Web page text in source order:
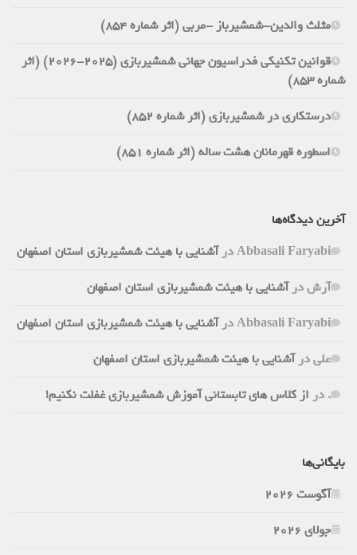
مثلث والدین-شمشیرباز -مربی (اثر شماره 854)
قوانین تکنیکی فدراسیون جهانی شمشیربازی (2025-2026) (اثر
شماره 853)
درستکاری در شمشیربازی (اثر شماره 852)
اسطوره قهرمانان هشت ساله (اثر شماره 851)
آخرین دیدگاه‌ها
Abbasali Faryabiدرآشنایی با هیئت شمشیربازی استان اصفهان
آرشدرآشنایی با هیئت شمشیربازی استان اصفهان
Abbasali Faryabiدرآشنایی با هیئت شمشیربازی استان اصفهان
علیدرآشنایی با هیئت شمشیربازی استان اصفهان
.دراز کلاس های تابستانی آموزش شمشیربازی غفلت نکنیم!
بایگانی‌ها
آگوست 2026
جولای 2026